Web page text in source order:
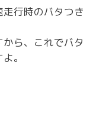
行時のバタつき
ら、これでバタ
。